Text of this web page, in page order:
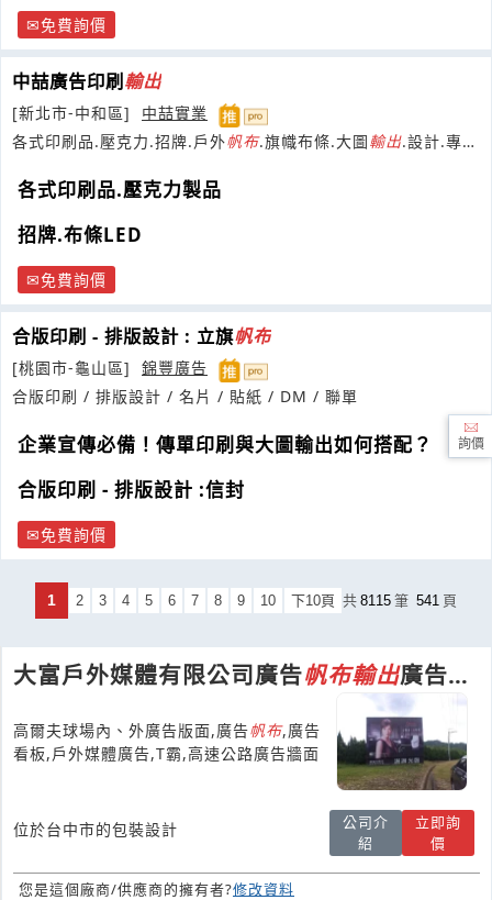
免費詢價
中喆廣告印刷 輸出
[新北市-中和區]
中喆實業
各式印刷品.壓克力.招牌.戶外帆布.旗幟布條.大圖輸出.設計.專業
各式印刷品.壓克力製品
招牌.布條LED
免費詢價
合版印刷 - 排版設計 : 立旗帆布
[桃園市-龜山區]
錦豐廣告
合版印刷 / 排版設計 / 名片 / 貼紙 / DM / 聯單
企業宣傳必備！傳單印刷與大圖輸出如何搭配？
合版印刷 - 排版設計 :信封
免費詢價
1 2 3 4 5 6 7 8 9 10 下10頁 共 8115 筆 541 頁
大富戶外媒體有限公司廣告帆布輸出廣告看
高爾夫球場內、外廣告版面,廣告帆布,廣告
看板,戶外媒體廣告,T霸,高速公路廣告牆面
位於台中市的包裝設計
公司介
紹
立即詢
價
您是這個廠商/供應商的擁有者?修改資料
詢價